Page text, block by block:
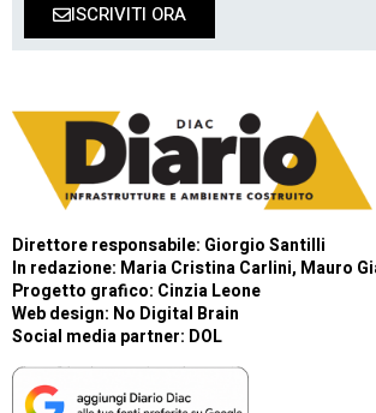
ISCRIVITI ORA
Direttore responsabile: Giorgio Santilli
In redazione: Maria Cristina Carlini, Mauro
Progetto grafico: Cinzia Leone
Web design: No Digital Brain
Social media partner: DOL